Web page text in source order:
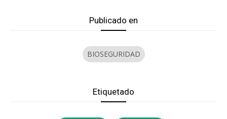
Publicado en
BIOSEGURIDAD
Etiquetado